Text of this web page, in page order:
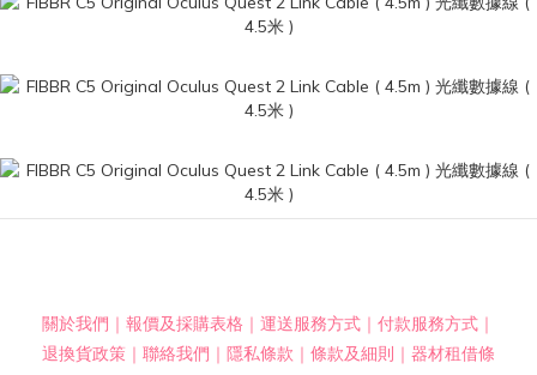
關於我們 ｜ 報價及採購表格 ｜ 運送服務方式 ｜ 付款服務方式 ｜
退換貨政策 ｜ 聯絡我們 ｜ 隱私條款 ｜ 條款及細則 ｜ 器材租借條